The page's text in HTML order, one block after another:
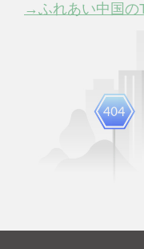
→ふれあい中国の